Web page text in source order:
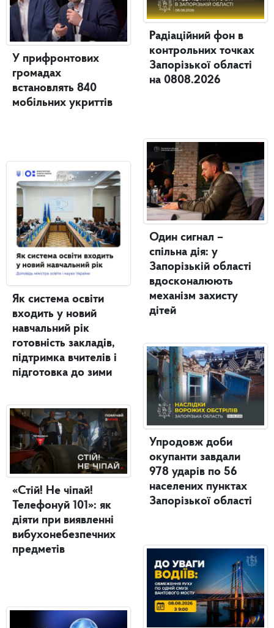
У прифронтових
громадах
встановлять 840
мобільних укриттів
Як система освіти
входить у новий
навчальний рік
готовність закладів,
підтримка вчителів і
підготовка до зими
«Стій! Не чіпай!
Телефонуй 101»: як
діяти при виявленні
вибухонебезпечних
предметів
Радіаційний фон в
контрольних точках
Запорізької області
на 0808.2026
Один сигнал –
спільна дія: у
Запорізькій області
вдосконалюють
механізм захисту
дітей
Упродовж доби
окупанти завдали
978 ударів по 56
населених пунктах
Запорізької області